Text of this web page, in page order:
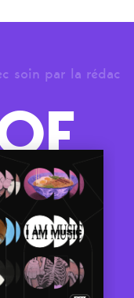
soin par la rédac